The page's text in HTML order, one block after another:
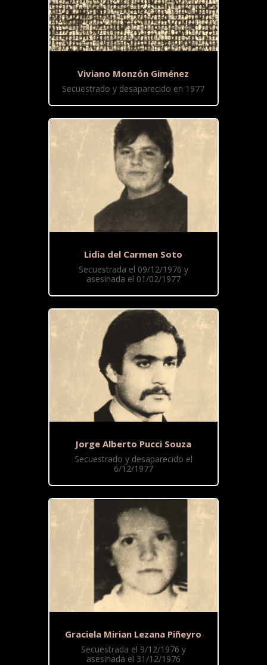
Viviano Monzón Giménez
Secuestrado y desaparecido en 1977
Lidia del Carmen Soto
Secuestrada el 09/12/1976 y
asesinada el 01/02/1977
Jorge Alberto Pucci Souza
Secuestrado y desaparecido el
6/12/1977
Graciela Mirian Lezana Piñeyro
Secuestrada el 9/12/1976 y
asesinada el 31/12/1976